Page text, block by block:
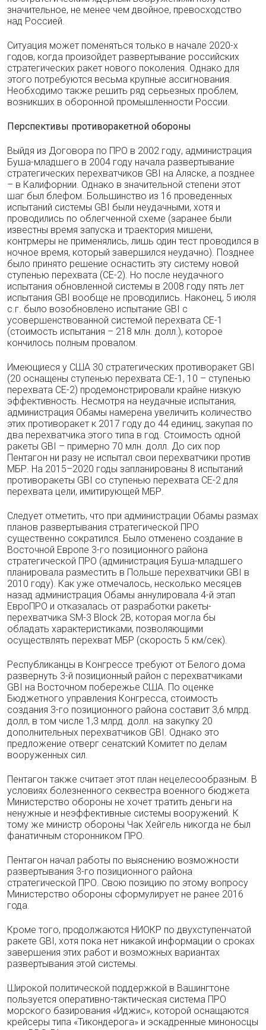
значительное, не менее чем двойное, превосходство
над Россией.
Ситуация может поменяться только в начале 2020-х
годов, когда произойдет развертывание российских
стратегических ракет нового поколения. Однако для
этого потребуются весьма крупные ассигнования.
Необходимо также решить ряд серьезных проблем,
возникших в оборонной промышленности России.
Перспективы противоракетной обороны
Выйдя из Договора по ПРО в 2002 году, администрация
Буша-младшего в 2004 году начала развертывание
стратегических перехватчиков GBI на Аляске, а позднее
– в Калифорнии. Однако в значительной степени этот
шаг был блефом. Большинство из 16 проведенных
испытаний системы GBI были неудачными, хотя и
проводились по облегченной схеме (заранее были
известны время запуска и траектория мишени,
контрмеры не применялись, лишь один тест проводился в
ночное время, который завершился неудачно). Позднее
было принято решение оснастить эту систему новой
ступенью перехвата (СЕ-2). Но после неудачного
испытания обновленной системы в 2008 году пять лет
испытания GBI вообще не проводились. Наконец, 5 июля
с.г. было возобновлено испытание GBI с
усовершенствованной системой перехвата СЕ-1
(стоимость испытания – 218 млн. долл.), которое
кончилось полным провалом.
Имеющиеся у США 30 стратегических противоракет GBI
(20 оснащены ступенью перехвата СЕ-1, 10 – ступенью
перехвата СЕ-2) продемонстрировали крайне низкую
эффективность. Несмотря на неудачные испытания,
администрация Обамы намерена увеличить количество
этих противоракет к 2017 году до 44 единиц, закупая по
два перехватчика этого типа в год. Стоимость одной
ракеты GBI – примерно 70 млн. долл. До сих пор
Пентагон ни разу не испытал свои перехватчики против
МБР. На 2015–2020 годы запланированы 8 испытаний
противоракеты GBI со ступенью перехвата СЕ-2 для
перехвата цели, имитирующей МБР.
Следует отметить, что при администрации Обамы размах
планов развертывания стратегической ПРО
существенно сократился. Было отменено создание в
Восточной Европе 3-го позиционного района
стратегической ПРО (администрация Буша-младшего
планировала разместить в Польше перехватчики GBI в
2010 году). Как уже отмечалось, несколько месяцев
назад администрация Обамы аннулировала 4-й этап
ЕвроПРО и отказалась от разработки ракеты-
перехватчика SM-3 Block 2B, которая могла бы
обладать характеристиками, позволяющими
осуществлять перехват МБР (скорость 5 км/сек).
Республиканцы в Конгрессе требуют от Белого дома
развернуть 3-й позиционный район с перехватчиками
GBI на Восточном побережье США. По оценке
Бюджетного управления Конгресса, стоимость
создания 3-го позиционного района составит 3,6 млрд.
долл, в том числе 1,3 млрд. долл. на закупку 20
дополнительных перехватчиков GBI. Однако это
предложение отверг сенатский Комитет по делам
вооруженных сил.
Пентагон также считает этот план нецелесообразным. В
условиях болезненного секвестра военного бюджета
Министерство обороны не хочет тратить деньги на
ненужные и неэффективные системы вооружений. К
тому же министр обороны Чак Хейгель никогда не был
фанатичным сторонником ПРО.
Пентагон начал работы по выяснению возможности
развертывания 3-го позиционного района
стратегической ПРО. Свою позицию по этому вопросу
Министерство обороны сформулирует не ранее 2016
года.
Кроме того, продолжаются НИОКР по двухступенчатой
ракете GBI, хотя пока нет никакой информации о сроках
завершения этих работ и возможных вариантах
развертывания этой системы.
Широкой политической поддержкой в Вашингтоне
пользуется оперативно-тактическая система ПРО
морского базирования «Иджис», которой оснащаются
крейсеры типа «Тикондерога» и эскадренные миноносцы